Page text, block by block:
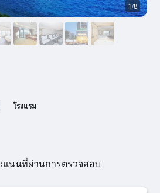
โรงแรม
แนนที่ผ่านการตรวจสอบ
1/8